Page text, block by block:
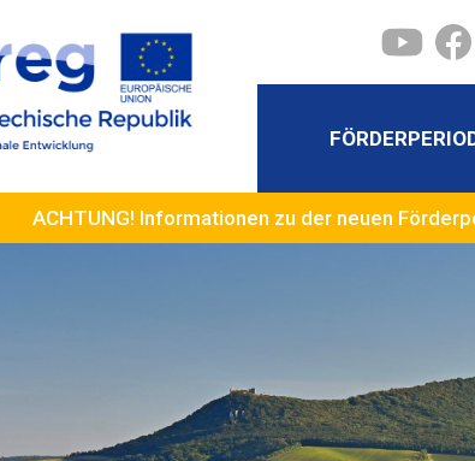
ACHTUNG! Informationen zu der neuen